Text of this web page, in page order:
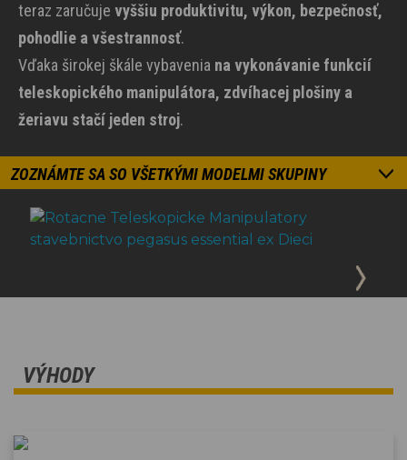
teraz zaručuje vyššiu produktivitu, výkon, bezpečnosť,
pohodlie a všestrannosť.
Vďaka širokej škále vybavenia na vykonávanie funkcií
teleskopického manipulátora, zdvíhacej plošiny a
žeriavu stačí jeden stroj.
ZOZNÁMTE SA SO VŠETKÝMI MODELMI SKUPINY
VÝHODY